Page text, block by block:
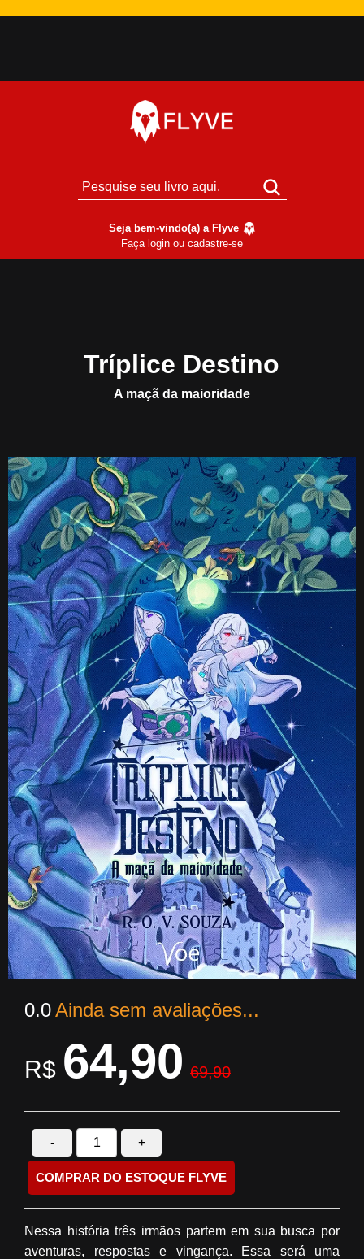
Seja bem-vindo(a) a Flyve
Faça login ou cadastre-se
Tríplice Destino
A maçã da maioridade
0.0Ainda sem avaliações...
R$ 64,90 69,90
- +
COMPRAR DO ESTOQUE FLYVE
Nessa história três irmãos partem em sua busca por
aventuras, respostas e vingança. Essa será uma